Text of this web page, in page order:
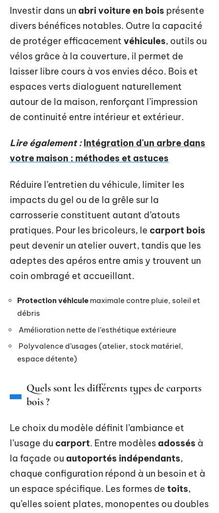
Investir dans un abri voiture en bois présente
divers bénéfices notables. Outre la capacité
de protéger efficacement véhicules, outils ou
vélos grâce à la couverture, il permet de
laisser libre cours à vos envies déco. Bois et
espaces verts dialoguent naturellement
autour de la maison, renforçant l’impression
de continuité entre intérieur et extérieur.
Lire également : Intégration d'un arbre dans
votre maison : méthodes et astuces
Réduire l’entretien du véhicule, limiter les
impacts du gel ou de la grêle sur la
carrosserie constituent autant d’atouts
pratiques. Pour les bricoleurs, le carport bois
peut devenir un atelier ouvert, tandis que les
adeptes des apéros entre amis y trouvent un
coin ombragé et accueillant.
Protection véhicule maximale contre pluie, soleil et
débris
Amélioration nette de l’esthétique extérieure
Polyvalence d’usages (atelier, stock matériel,
espace détente)
Quels sont les différents types de carports
bois ?
Le choix du modèle définit l’ambiance et
l’usage du carport. Entre modèles adossés à
la façade ou autoportés indépendants,
chaque configuration répond à un besoin et à
un espace spécifique. Les formes de toits,
qu’elles soient plates, monopentes ou doubles